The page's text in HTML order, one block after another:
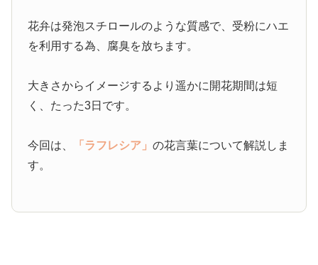
花弁は発泡スチロールのような質感で、受粉にハエ
を利用する為、腐臭を放ちます。
大きさからイメージするより遥かに開花期間は短
く、たった3日です。
今回は、 「ラフレシア」の花言葉について解説しま
す。